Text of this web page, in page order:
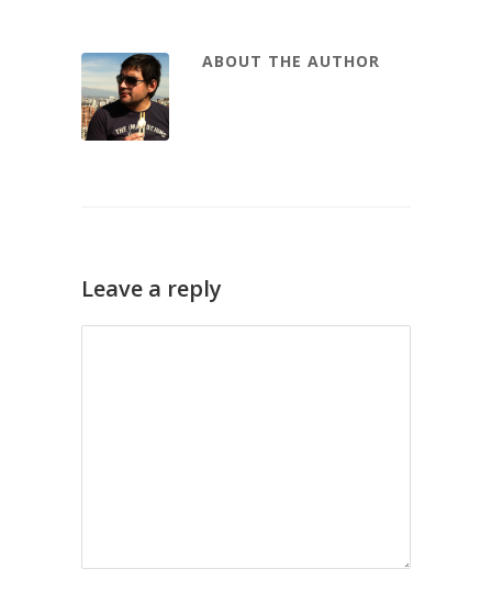
ABOUT THE AUTHOR
Leave a reply